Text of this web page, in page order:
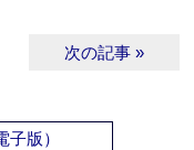
次の記事 »
版）